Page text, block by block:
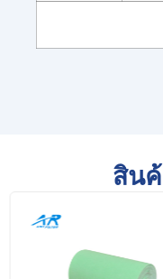
สิน